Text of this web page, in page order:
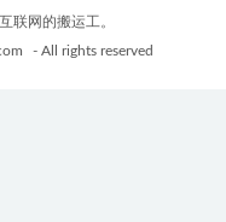
联网的搬运工。
- All rights reserved